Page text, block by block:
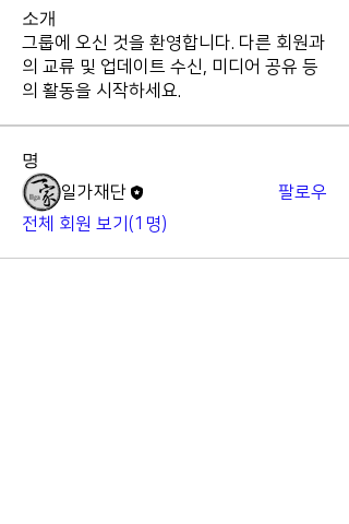
소개
그룹에 오신 것을 환영합니다. 다른 회원과
의 교류 및 업데이트 수신, 미디어 공유 등
의 활동을 시작하세요.
명
일가재단
팔로우
전체 회원 보기(1명)